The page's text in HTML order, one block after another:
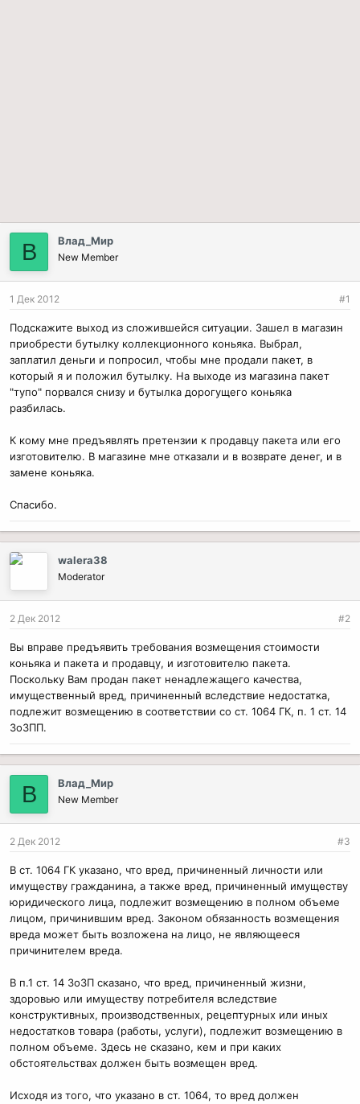
В Влад_Мир
New Member
1 Дек 2012 #1
Подскажите выход из сложившейся ситуации. Зашел в магазин
приобрести бутылку коллекционного коньяка. Выбрал,
заплатил деньги и попросил, чтобы мне продали пакет, в
который я и положил бутылку. На выходе из магазина пакет
"тупо" порвался снизу и бутылка дорогущего коньяка
разбилась.
К кому мне предъявлять претензии к продавцу пакета или его
изготовителю. В магазине мне отказали и в возврате денег, и в
замене коньяка.
Спасибо.
walera38
Moderator
2 Дек 2012 #2
Вы вправе предъявить требования возмещения стоимости
коньяка и пакета и продавцу, и изготовителю пакета.
Поскольку Вам продан пакет ненадлежащего качества,
имущественный вред, причиненный вследствие недостатка,
подлежит возмещению в соответствии со ст. 1064 ГК, п. 1 ст. 14
ЗоЗПП.
В Влад_Мир
New Member
2 Дек 2012 #3
В ст. 1064 ГК указано, что вред, причиненный личности или
имуществу гражданина, а также вред, причиненный имуществу
юридического лица, подлежит возмещению в полном объеме
лицом, причинившим вред. Законом обязанность возмещения
вреда может быть возложена на лицо, не являющееся
причинителем вреда.
В п.1 ст. 14 ЗоЗП сказано, что вред, причиненный жизни,
здоровью или имуществу потребителя вследствие
конструктивных, производственных, рецептурных или иных
недостатков товара (работы, услуги), подлежит возмещению в
полном объеме. Здесь не сказано, кем и при каких
обстоятельствах должен быть возмещен вред.
Исходя из того, что указано в ст. 1064, то вред должен